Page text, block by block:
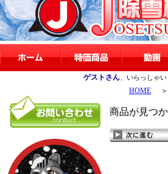
ゲストさん 、いらっしゃ
HOME ＞
商品が見つ